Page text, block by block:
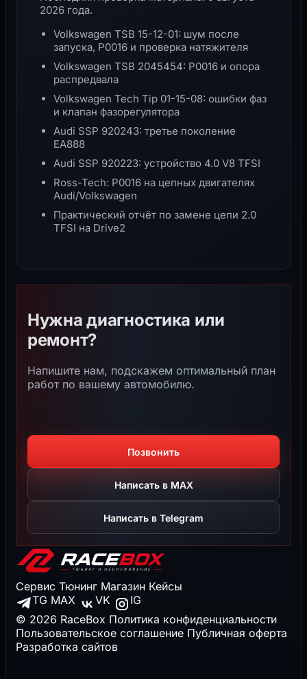
2026 года.
Volkswagen TSB 15-12-01: шум после
запуска, P0016 и проверка натяжителя
Volkswagen TSB 2045454: P0016 и опора
распредвала
Volkswagen Tech Tip 01-15-08: ошибки фаз
и клапан фазорегулятора
Audi SSP 920243: третье поколение
EA888
Audi SSP 920223: устройство 4.0 V8 TFSI
Ross-Tech: P0016 на цепных двигателях
Audi/Volkswagen
Практический отчёт по замене цепи 2.0
TFSI на Drive2
Нужна диагностика или
ремонт?
Напишите нам, подскажем оптимальный план
работ по вашему автомобилю.
Позвонить
Написать в MAX
Написать в Telegram
Сервис Тюнинг Магазин Кейсы
TG MAX VK
IG
© 2026 RaceBox Политика конфиденциальности
Пользовательское соглашение Публичная оферта
Разработка сайтов